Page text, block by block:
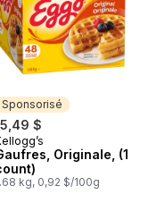
Sponsorisé
$
Originale, (1
kg, 0,92 $/100g